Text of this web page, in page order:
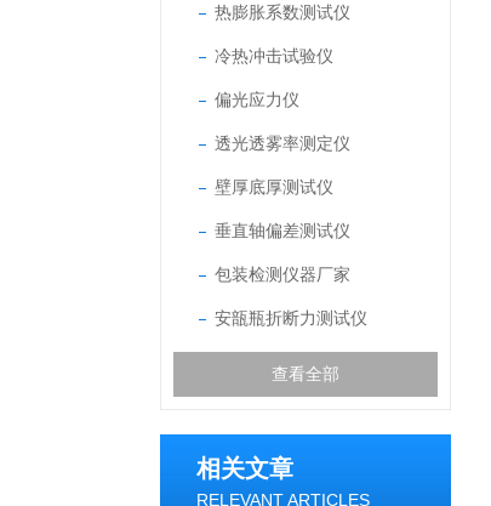
热膨胀系数测试仪
冷热冲击试验仪
偏光应力仪
透光透雾率测定仪
壁厚底厚测试仪
垂直轴偏差测试仪
包装检测仪器厂家
安瓿瓶折断力测试仪
查看全部
相关文章
RELEVANT ARTICLES